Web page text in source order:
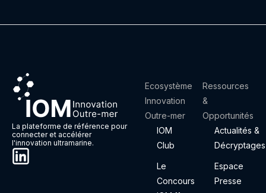
La plateforme de référence pour
connecter et accélérer
l'innovation ultramarine.
Ecosystème
Innovation
Outre-mer
IOM
Club
Le
Concours
Ressources
&
Opportunités
Actualités &
Décryptages
Espace
Presse